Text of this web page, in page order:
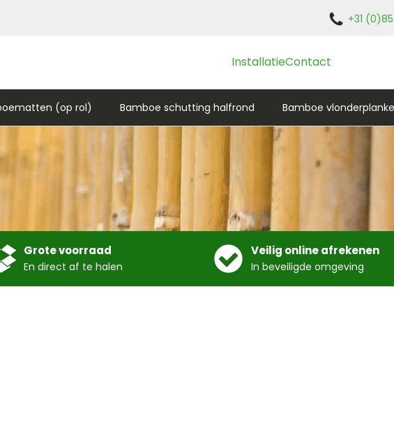
+31
InstallatieContact
(op rol) Bamboe schutting halfrond Bamboe
Grote voorraad
En direct af te halen
Veilig online afrekenen
In beveiligde omgeving